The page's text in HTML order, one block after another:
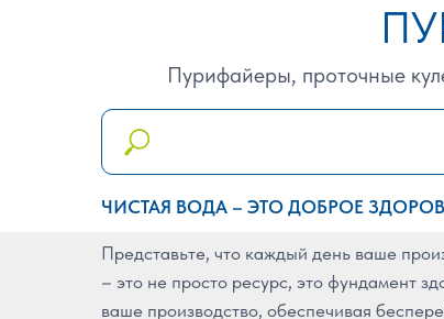
Пурифайеры, проточные
Представьте, что каждый день ваше
– это не просто ресурс, это фундамент
ваше производство, обеспечивая
ЧИСТАЯ ВОДА – ЭТО ДОБРОЕ